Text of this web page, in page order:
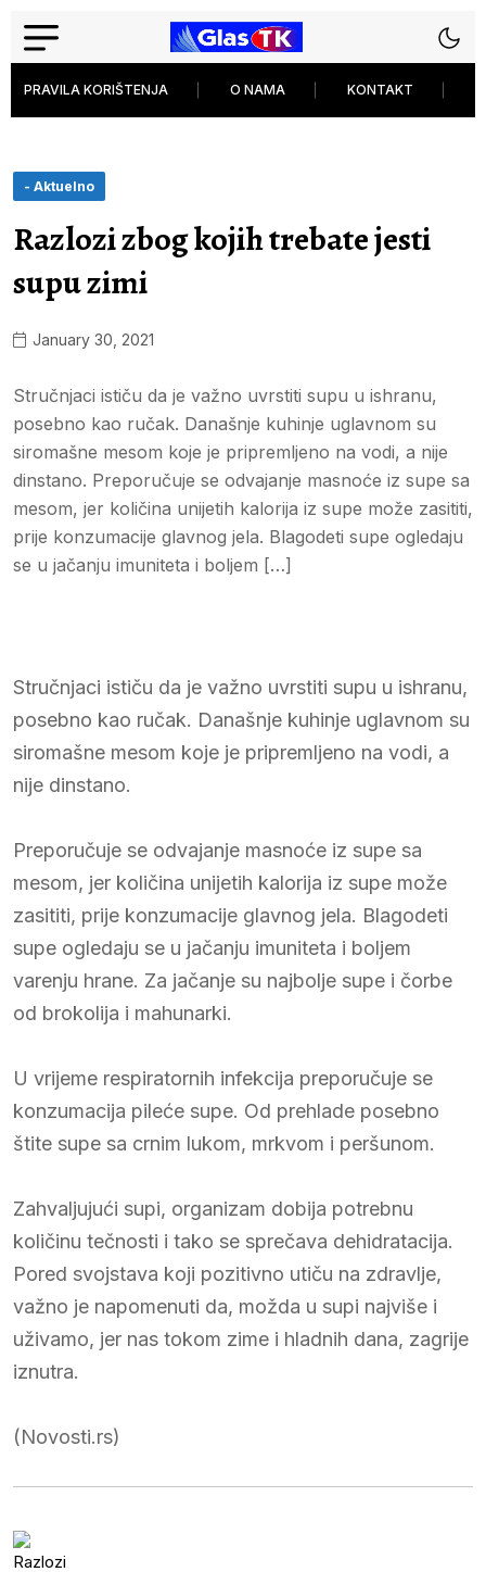
PRAVILA KORIŠTENJA O NAMA KONTAKT
- Aktuelno
Razlozi zbog kojih trebate jesti
supu zimi
January 30, 2021
Stručnjaci ističu da je važno uvrstiti supu u ishranu,
posebno kao ručak. Današnje kuhinje uglavnom su
siromašne mesom koje je pripremljeno na vodi, a nije
dinstano. Preporučuje se odvajanje masnoće iz supe sa
mesom, jer količina unijetih kalorija iz supe može zasititi,
prije konzumacije glavnog jela. Blagodeti supe ogledaju
se u jačanju imuniteta i boljem […]
Stručnjaci ističu da je važno uvrstiti supu u ishranu,
posebno kao ručak. Današnje kuhinje uglavnom su
siromašne mesom koje je pripremljeno na vodi, a
nije dinstano.
Preporučuje se odvajanje masnoće iz supe sa
mesom, jer količina unijetih kalorija iz supe može
zasititi, prije konzumacije glavnog jela. Blagodeti
supe ogledaju se u jačanju imuniteta i boljem
varenju hrane. Za jačanje su najbolje supe i čorbe
od brokolija i mahunarki.
U vrijeme respiratornih infekcija preporučuje se
konzumacija pileće supe. Od prehlade posebno
štite supe sa crnim lukom, mrkvom i peršunom.
Zahvaljujući supi, organizam dobija potrebnu
količinu tečnosti i tako se sprečava dehidratacija.
Pored svojstava koji pozitivno utiču na zdravlje,
važno je napomenuti da, možda u supi najviše i
uživamo, jer nas tokom zime i hladnih dana, zagrije
iznutra.
(Novosti.rs)